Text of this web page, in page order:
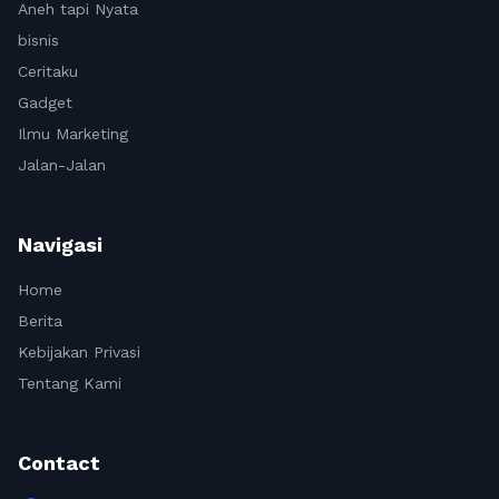
Aneh tapi Nyata
bisnis
Ceritaku
Gadget
Ilmu Marketing
Jalan-Jalan
Navigasi
Home
Berita
Kebijakan Privasi
Tentang Kami
Contact